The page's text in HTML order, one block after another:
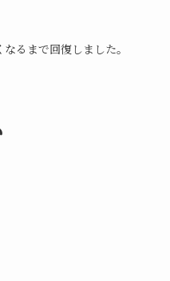
るまで回復しました。